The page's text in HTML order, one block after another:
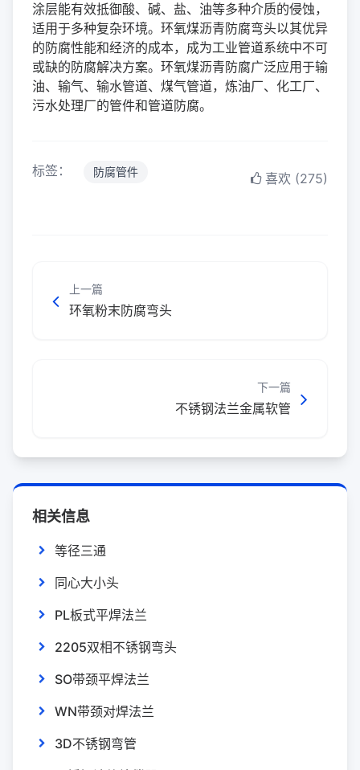
涂层能有效抵御酸、碱、盐、油等多种介质的侵蚀，
适用于多种复杂环境。环氧煤沥青防腐弯头以其优异
的防腐性能和经济的成本，成为工业管道系统中不可
或缺的防腐解决方案。环氧煤沥青防腐广泛应用于输
油、输气、输水管道、煤气管道，炼油厂、化工厂、
污水处理厂的管件和管道防腐。
标签： 防腐管件 喜欢 (275)
上一篇
环氧粉末防腐弯头
下一篇
不锈钢法兰金属软管
相关信息
等径三通
同心大小头
PL板式平焊法兰
2205双相不锈钢弯头
SO带颈平焊法兰
WN带颈对焊法兰
3D不锈钢弯管